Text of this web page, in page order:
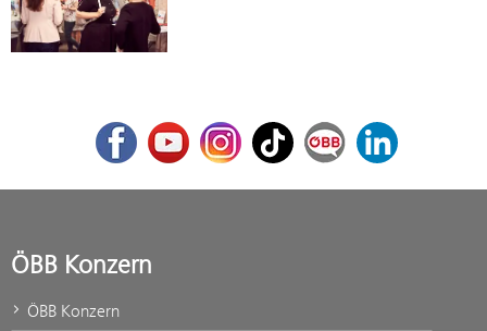
FacebookYoutubeInstagram
TikTok ÖBB Corporate Blog
LinkedIn
ÖBB Konzern
ÖBB Konzern